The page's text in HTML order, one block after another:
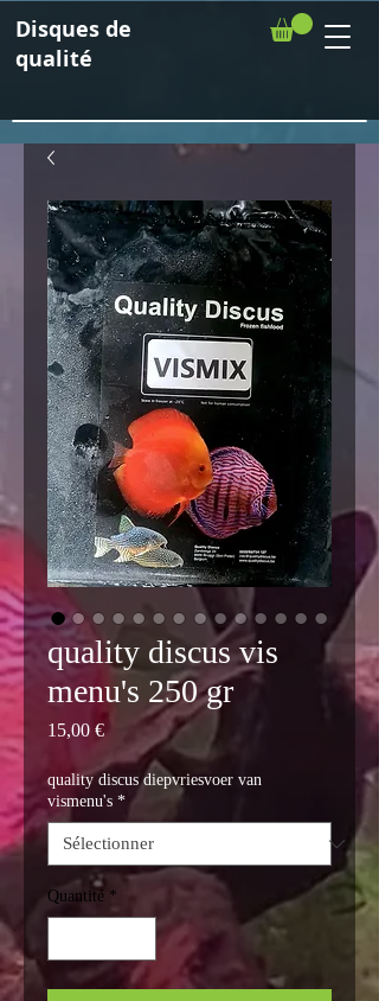
Disques de
qualité
quality discus vis
menu's 250 gr
15,00 €Prix
quality discus diepvriesvoer van
vismenu's *
Quantité *